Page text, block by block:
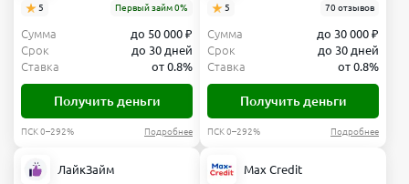
5 Первый займ 0%
Сумма
до 50 000 ₽
Срок
до 30 дней
Ставка
от 0.8%
Получить деньги
ПСК 0–292% Подробнее
5 70 отзывов
Сумма
до 30 000 ₽
Срок
до 30 дней
Ставка
от 0.8%
Получить деньги
ПСК 0–292% Подробнее
ЛайкЗайм Max Credit